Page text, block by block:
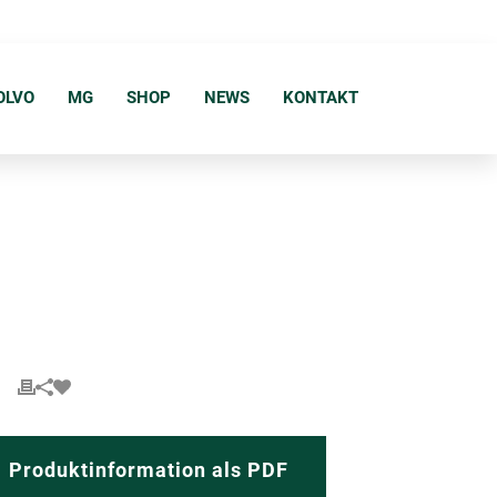
MG SHOP NEWS KONTAKT
Produktinformation als PDF